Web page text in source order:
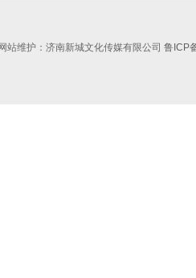
站维护：济南新城文化传媒有限公司 鲁ICP